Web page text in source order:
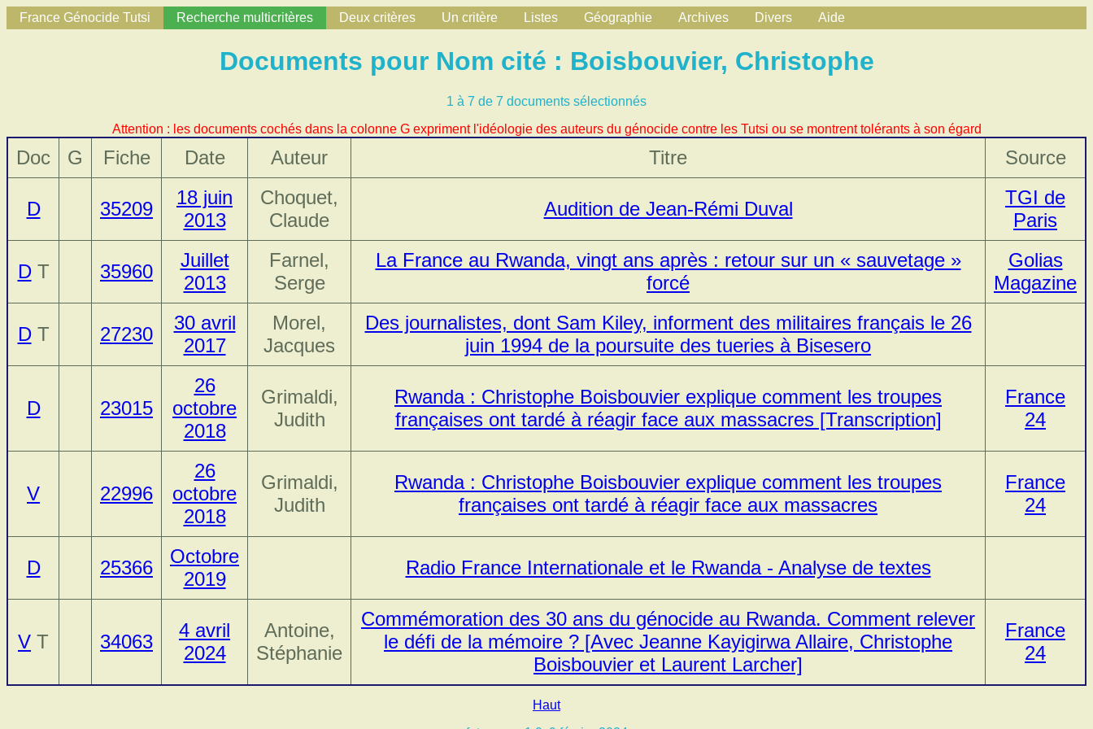
France Génocide Tutsi Recherche multicritères Deux critères Un critère Listes Géographie Archives Divers Aide
Documents pour Nom cité : Boisbouvier, Christophe
1 à 7 de 7 documents sélectionnés
Attention : les documents cochés dans la colonne G expriment l'idéologie des auteurs du génocide contre les Tutsi ou se montrent tolérants à son égard
Doc G Fiche Date Auteur Titre Source
D 35209
18 juin
2013
Choquet,
Claude
Audition de Jean-Rémi Duval
TGI de
Paris
DT 35960
Juillet
2013
Farnel,
Serge
La France au Rwanda, vingt ans après : retour sur un « sauvetage »
forcé
Golias
Magazine
DT 27230
30 avril
2017
Morel,
Jacques
Des journalistes, dont Sam Kiley, informent des militaires français le 26
juin 1994 de la poursuite des tueries à Bisesero
D 23015
26
octobre
2018
Grimaldi,
Judith
Rwanda : Christophe Boisbouvier explique comment les troupes
françaises ont tardé à réagir face aux massacres [Transcription]
France
24
V 22996
26
octobre
2018
Grimaldi,
Judith
Rwanda : Christophe Boisbouvier explique comment les troupes
françaises ont tardé à réagir face aux massacres
France
24
D 25366
Octobre
2019
Radio France Internationale et le Rwanda - Analyse de textes
V T 34063
4 avril
2024
Antoine,
Stéphanie
Commémoration des 30 ans du génocide au Rwanda. Comment relever
le défi de la mémoire ? [Avec Jeanne Kayigirwa Allaire, Christophe
Boisbouvier et Laurent Larcher]
France
24
Haut